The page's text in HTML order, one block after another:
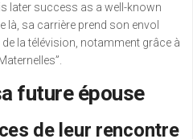
later success as a well-known
là, sa carrière prend son envol
la télévision, notamment grâce à
future épouse
de leur rencontre